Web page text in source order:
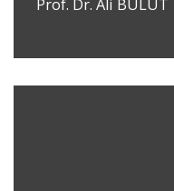
Prof. Dr. Ali BULUT